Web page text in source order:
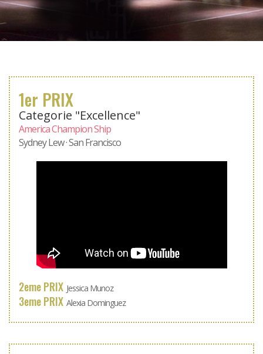
1er PRIX
Categorie "Excellence"
America Champion Ship
Sydney Lew · San Francisco
2eme PRIX Jessica Munoz
3eme PRIX Alexia Dominguez